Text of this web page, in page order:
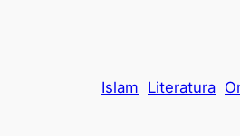
Islam Literatura